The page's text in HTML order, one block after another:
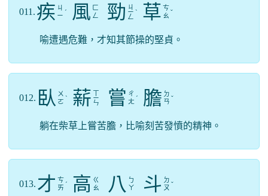
011. 疾 ㄐ
ㄧ ˊ 風 ㄈ
ㄥ
勁 ㄐ
ㄧ
ㄥ
ˋ 草 ㄘ
ㄠ ˇ
喻遭遇危難，才知其節操的堅貞。
012. 臥 ㄨ
ㄛ ˋ 薪 ㄧ
ㄣ 嘗 ㄔ
ㄤ ˊ 膽 ㄉ
ㄢ ˇ
躺在柴草上嘗苦膽，比喻刻苦發憤的精神。
013. 才 ㄘ
ㄞ ˊ 高 ㄍ
ㄠ
八 ㄅ
ㄚ
斗 ㄉ
ㄡ ˇ